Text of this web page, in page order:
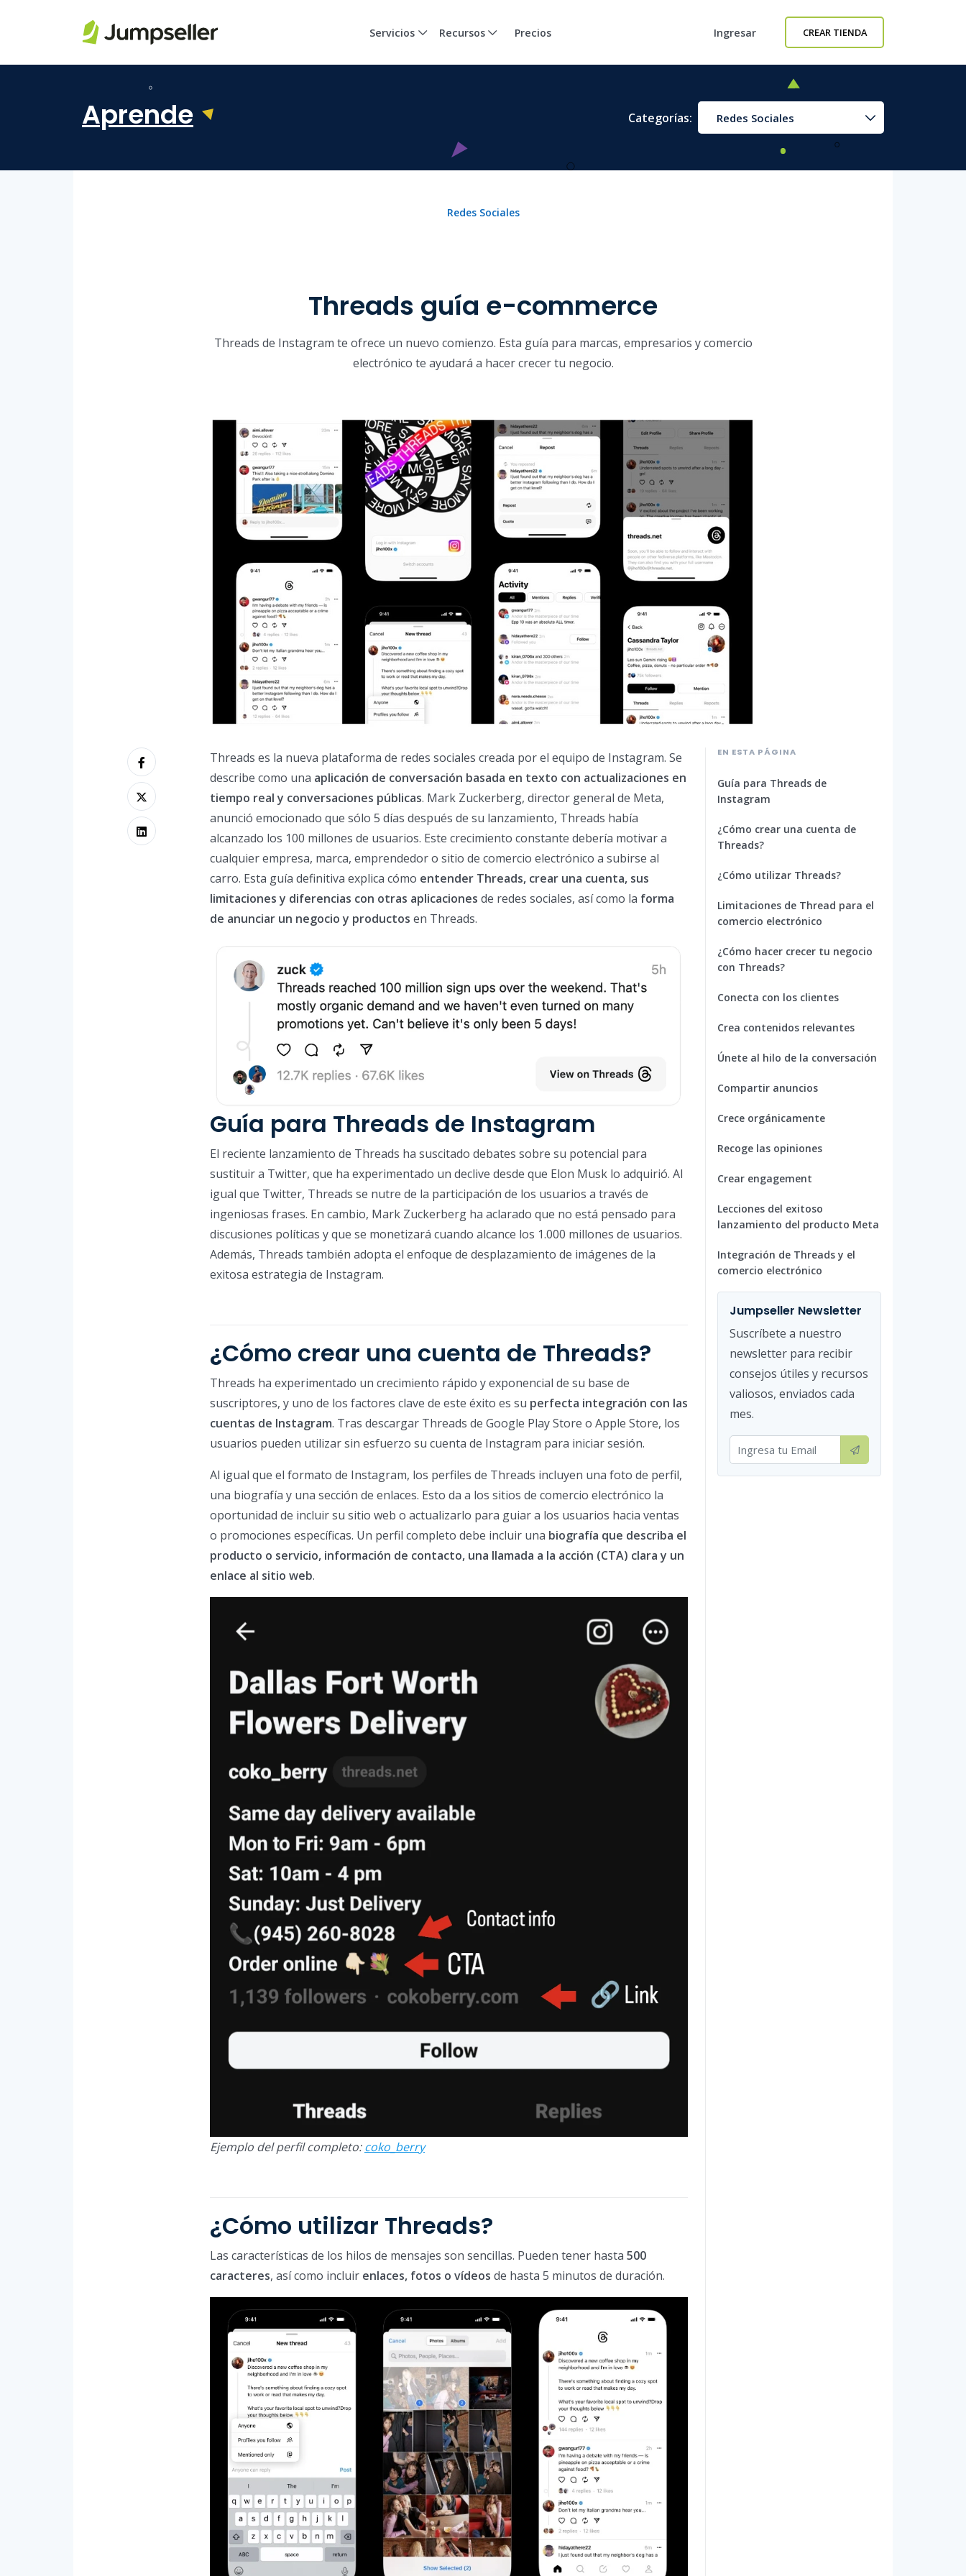
Servicios Recursos Precios Ingresar CREAR TIENDA
Aprende Categorías: Redes Sociales
Redes Sociales
Threads guía e-commerce
Threads de Instagram te ofrece un nuevo comienzo. Esta guía para marcas, empresarios y comercio
electrónico te ayudará a hacer crecer tu negocio.
Threads es la nueva plataforma de redes sociales creada por el equipo de Instagram. Se
describe como una aplicación de conversación basada en texto con actualizaciones en
tiempo real y conversaciones públicas. Mark Zuckerberg, director general de Meta,
anunció emocionado que sólo 5 días después de su lanzamiento, Threads había
alcanzado los 100 millones de usuarios. Este crecimiento constante debería motivar a
cualquier empresa, marca, emprendedor o sitio de comercio electrónico a subirse al
carro. Esta guía definitiva explica cómo entender Threads, crear una cuenta, sus
limitaciones y diferencias con otras aplicaciones de redes sociales, así como la forma
de anunciar un negocio y productos en Threads.
Guía para Threads de Instagram
El reciente lanzamiento de Threads ha suscitado debates sobre su potencial para
sustituir a Twitter, que ha experimentado un declive desde que Elon Musk lo adquirió. Al
igual que Twitter, Threads se nutre de la participación de los usuarios a través de
ingeniosas frases. En cambio, Mark Zuckerberg ha aclarado que no está pensado para
discusiones políticas y que se monetizará cuando alcance los 1.000 millones de usuarios.
Además, Threads también adopta el enfoque de desplazamiento de imágenes de la
exitosa estrategia de Instagram.
¿Cómo crear una cuenta de Threads?
Threads ha experimentado un crecimiento rápido y exponencial de su base de
suscriptores, y uno de los factores clave de este éxito es su perfecta integración con las
cuentas de Instagram. Tras descargar Threads de Google Play Store o Apple Store, los
usuarios pueden utilizar sin esfuerzo su cuenta de Instagram para iniciar sesión.
Al igual que el formato de Instagram, los perfiles de Threads incluyen una foto de perfil,
una biografía y una sección de enlaces. Esto da a los sitios de comercio electrónico la
oportunidad de incluir su sitio web o actualizarlo para guiar a los usuarios hacia ventas
o promociones específicas. Un perfil completo debe incluir una biografía que describa el
producto o servicio, información de contacto, una llamada a la acción (CTA) clara y un
enlace al sitio web.
Ejemplo del perfil completo:coko_berry
¿Cómo utilizar Threads?
Las características de los hilos de mensajes son sencillas. Pueden tener hasta 500
caracteres, así como incluir enlaces, fotos o vídeos de hasta 5 minutos de duración.
EN ESTA PÁGINA
Guía para Threads de
Instagram
¿Cómo crear una cuenta de
Threads?
¿Cómo utilizar Threads?
Limitaciones de Thread para el
comercio electrónico
¿Cómo hacer crecer tu negocio
con Threads?
Conecta con los clientes
Crea contenidos relevantes
Únete al hilo de la conversación
Compartir anuncios
Crece orgánicamente
Recoge las opiniones
Crear engagement
Lecciones del exitoso
lanzamiento del producto Meta
Integración de Threads y el
comercio electrónico
Jumpseller Newsletter
Suscríbete a nuestro
newsletter para recibir
consejos útiles y recursos
valiosos, enviados cada
mes.